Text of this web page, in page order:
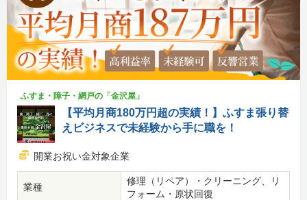
ふすま・障子・網戸の「金沢屋」
【平均月商180万円超の実績！】ふすま張り替
えビジネスで未経験から手に職を！
開業お祝い金対象企業
業種
修理（リペア）・クリーニング、リ
フォーム・原状回復